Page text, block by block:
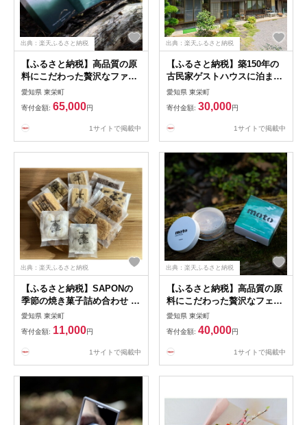
出典：楽天ふるさと納税
【ふるさと納税】高品質の原
料にこだわった贅沢なファン
デーション(01ナチュラル)&パ
ウダー&下地クリームセット
【1541745】
愛知県 東栄町
寄付金額: 65,000円
1サイトで掲載中
出典：楽天ふるさと納税
【ふるさと納税】築150年の
古民家ゲストハウスに泊まっ
て田舎の暮らしをお手伝い!
【1泊2食分の食材付・1名
様】【1020308】
愛知県 東栄町
寄付金額: 30,000円
1サイトで掲載中
出典：楽天ふるさと納税
【ふるさと納税】SAPONの
季節の焼き菓子詰め合わせ 10
個入り【1613080】
愛知県 東栄町
寄付金額: 11,000円
1サイトで掲載中
出典：楽天ふるさと納税
【ふるさと納税】高品質の原
料にこだわった贅沢なフェイ
スパウダー&下地クリームセ
ット【1541744】
愛知県 東栄町
寄付金額: 40,000円
1サイトで掲載中